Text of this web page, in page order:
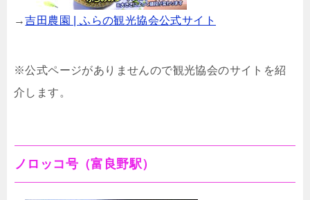
→吉田農園 | ふらの観光協会公式サイト
※公式ページがありませんので観光協会のサイトを紹
介します。
ノロッコ号（富良野駅）